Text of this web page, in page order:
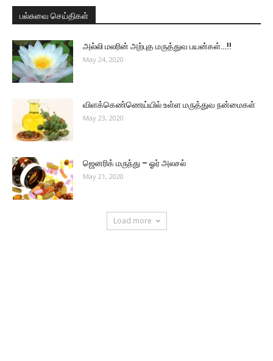
பல்சுவை செய்திகள்
அல்லி மலரின் அற்புத மருத்துவ பயன்கள்…!!
May 24, 2020
விளக்கெண்ணெய்யில் உள்ள மருத்துவ நன்மைகள்
May 23, 2020
ஜெனரிக் மருந்து – ஓர் அலசல்
May 21, 2020
Load more